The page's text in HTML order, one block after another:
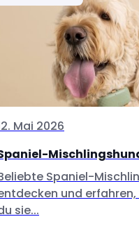
Mai 2026
Spaniel-
und erfahren,
sie...